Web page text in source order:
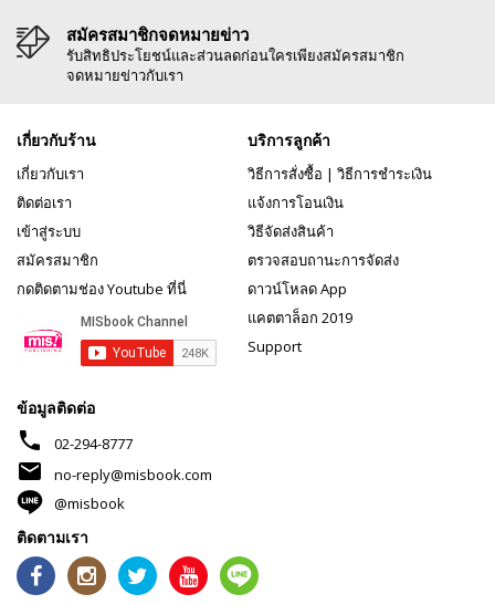
สมัครสมาชิกจดหมายข่าว
รับสิทธิประโยชน์และส่วนลดก่อนใครเพียงสมัครสมาชิก
จดหมายข่าวกับเรา
เกี่ยวกับร้าน
เกี่ยวกับเรา
ติดต่อเรา
เข้าสู่ระบบ
สมัครสมาชิก
กดติดตามช่อง Youtube ที่นี่
บริการลูกค้า
วิธีการสั่งซื้อ | วิธีการชำระเงิน
แจ้งการโอนเงิน
วิธีจัดส่งสินค้า
ตรวจสอบถานะการจัดส่ง
ดาวน์โหลด App
แคตตาล็อก 2019
Support
ข้อมูลติดต่อ
phone 02-294-8777
mail
no-reply@misbook.com
@misbook
ติดตามเรา